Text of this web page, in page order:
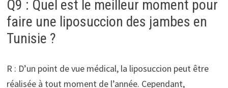
Q9 : Quel est le meilleur moment pour
faire une liposuccion des jambes en
Tunisie ?
R : D’un point de vue médical, la liposuccion peut être
réalisée à tout moment de l’année. Cependant,